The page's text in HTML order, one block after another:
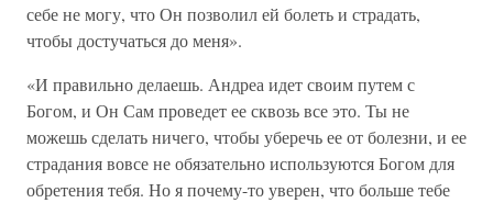
себе не могу, что Он позволил ей болеть и страдать,
чтобы достучаться до меня».
«И правильно делаешь. Андреа идет своим путем с
Богом, и Он Сам проведет ее сквозь все это. Ты не
можешь сделать ничего, чтобы уберечь ее от болезни, и ее
страдания вовсе не обязательно используются Богом для
обретения тебя. Но я почему-то уверен, что больше тебе